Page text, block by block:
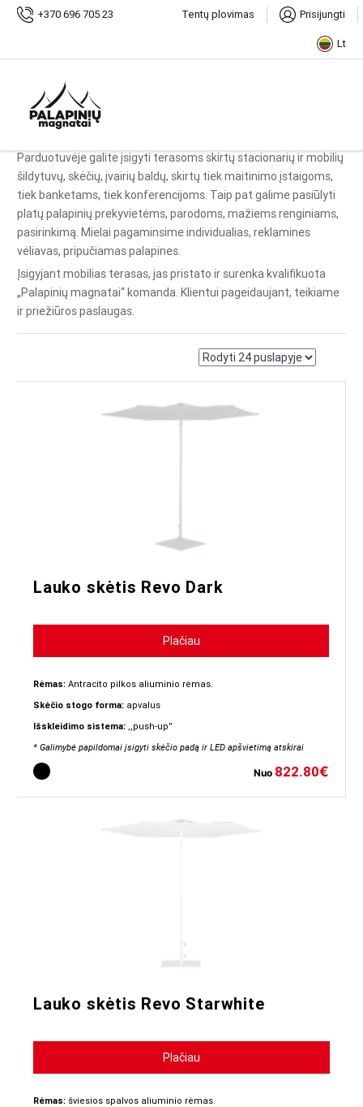
+370 696 705 23 Tentų plovimas Prisijungti
Lt
Pradžia Produktai
Lauko skėtis Revo Dark
Plačiau
Rėmas: Antracito pilkos aliuminio rėmas.
Skėčio stogo forma: apvalus
Išskleidimo sistema: ,,push-up”
* Galimybė papildomai įsigyti skėčio padą ir LED apšvietimą atskirai
Nuo 822.80€
Lauko skėtis Revo Starwhite
Plačiau
Rėmas: šviesios spalvos aliuminio rėmas.
„Palapinių magnatai“ pristato naujausią savo paslaugą – įvairios
įrangos, skirtos viešojo maitinimo įstaigų lauko kavinėms,
pardavimas. Pagal individualius užsakymus gaminame mobilias
Parduotuvėje galite įsigyti terasoms skirtų stacionarių ir mobilių
šildytuvų, skėčių, įvairių baldų, skirtų tiek maitinimo įstaigoms,
tiek banketams, tiek konferencijoms. Taip pat galime pasiūlyti
platų palapinių prekyvietėms, parodoms, mažiems renginiams,
pasirinkimą. Mielai pagaminsime individualias, reklamines
vėliavas, pripučiamas palapines.
Įsigyjant mobilias terasas, jas pristato ir surenka kvalifikuota
„Palapinių magnatai“ komanda. Klientui pageidaujant, teikiame
ir priežiūros paslaugas.